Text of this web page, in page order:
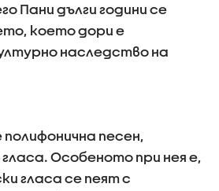
Пани дълги години се
което дори е
наследство на
полифонична песен,
гласа. Особеното при нея е,
гласа се пеят с